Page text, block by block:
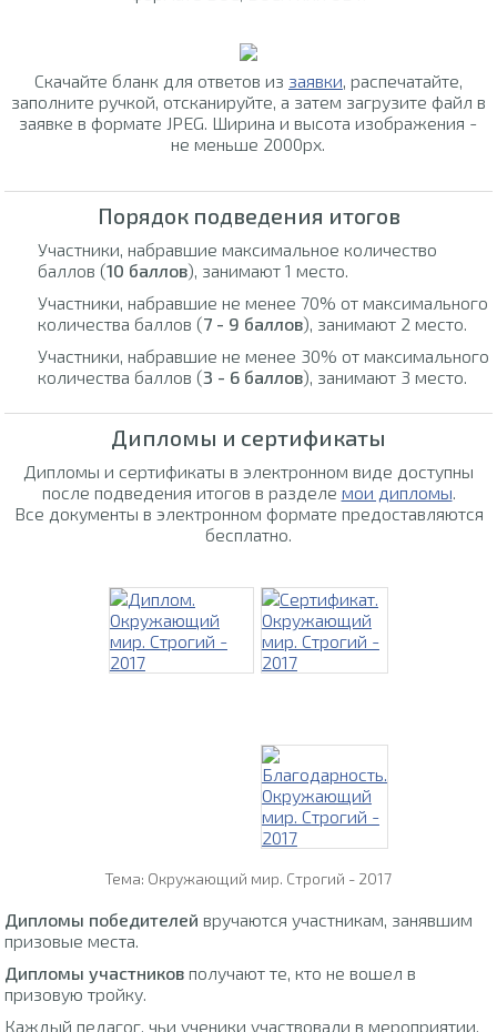
Скачайте бланк для ответов из заявки, распечатайте,
заполните ручкой, отсканируйте, а затем загрузите файл в
заявке в формате JPEG. Ширина и высота изображения -
не меньше 2000px.
Порядок подведения итогов
Участники, набравшие максимальное количество
баллов (10 баллов), занимают 1 место.
Участники, набравшие не менее 70% от максимального
количества баллов (7 - 9 баллов), занимают 2 место.
Участники, набравшие не менее 30% от максимального
количества баллов (3 - 6 баллов), занимают 3 место.
Дипломы и сертификаты
Дипломы и сертификаты в электронном виде доступны
после подведения итогов в разделе мои дипломы.
Все документы в электронном формате предоставляются
бесплатно.
Тема: Окружающий мир. Строгий - 2017
Дипломы победителей вручаются участникам, занявшим
призовые места.
Дипломы участников получают те, кто не вошел в
призовую тройку.
Каждый педагог, чьи ученики участвовали в мероприятии,